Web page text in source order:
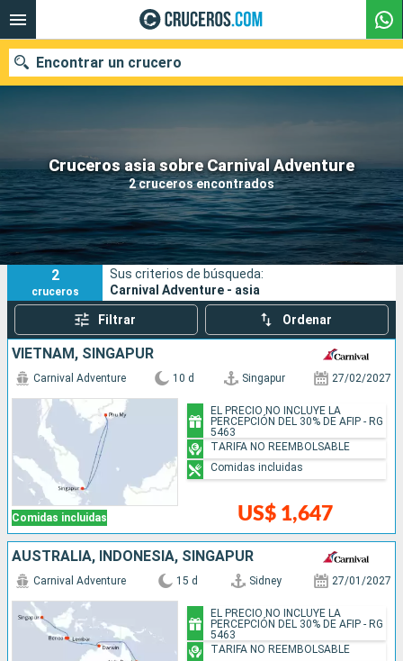
Cruceros asia sobre Carnival Adventure
2 cruceros encontrados
Encontrar un crucero
Nuestros destinos
Fecha de salida
Puertos Compañías
Buscar
2
cruceros
Sus criterios de búsqueda:
Carnival Adventure - asia
Filtrar Ordenar
VIETNAM, SINGAPUR
Comidas incluidas
Carnival Adventure 10 d Singapur 27/02/2027
US$ 1,647
EL PRECIO NO INCLUYE LA
PERCEPCIÓN DEL 30% DE AFIP - RG
5463
TARIFA NO REEMBOLSABLE
Comidas incluidas
AUSTRALIA, INDONESIA, SINGAPUR
Carnival Adventure 15 d Sidney 27/01/2027
EL PRECIO NO INCLUYE LA
PERCEPCIÓN DEL 30% DE AFIP - RG
5463
TARIFA NO REEMBOLSABLE